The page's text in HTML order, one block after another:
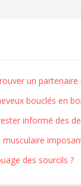
un partenaire
bouclés en
informé des
des sourcils ?